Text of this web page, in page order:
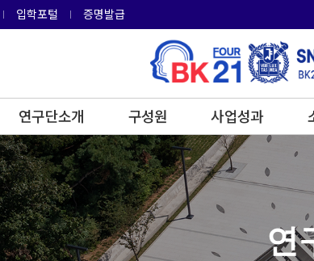
입학포털 증명발급
연구단소개 구성원 사업성과
연